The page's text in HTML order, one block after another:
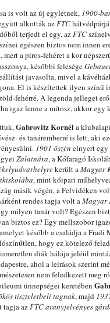
is volt az új egyletnek, 1900-
alkották azFTC
terjedt el egy, azFTC
egészen biztos nem innen
a piros-fehéret a kor
későbbi felesége
javasolta, mivel a
El is készítettek ilyen színű
fehérré. A legenda jelleget
igaz lenne a mítosz, akkor
Gabrovitz Kornéla
és tanáremberré is lett, aki
1901 őszén elnyert egy
Zalatnára, a Kőfaragó
került aMagyar
, mint kőipari
másik végén, a Felvidéken
rendes tagja volt aMagyar
milyen tanár volt? Egészen
biztos ez? Egy mellszobor
később a családja a
hogy ez kötelező
diák hálája jeléül
ahol a leírások szerint
nem feledkezett meg
ünnepségei keretében
tiszteletbeli tagnak, majd
tagja azFTC aranyjelvényes